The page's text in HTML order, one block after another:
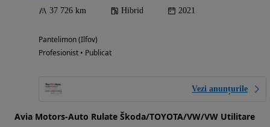
37 726 km Hibrid 2021
Pantelimon (Ilfov)
Profesionist • Publicat
Vezi anunțurile
Avia Motors-Auto Rulate Škoda/TOYOTA/VW/VW Utilitare